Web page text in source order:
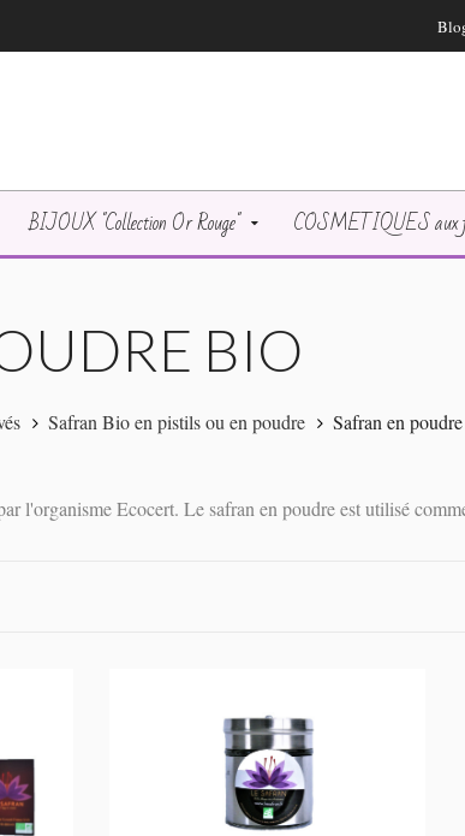
BIJOUX "Collection Or Rouge"
COSMETIQUES aux
BIO
Safran Bio en pistils ou en poudre Safran en
l'organisme Ecocert. Le safran en poudre est utilisé